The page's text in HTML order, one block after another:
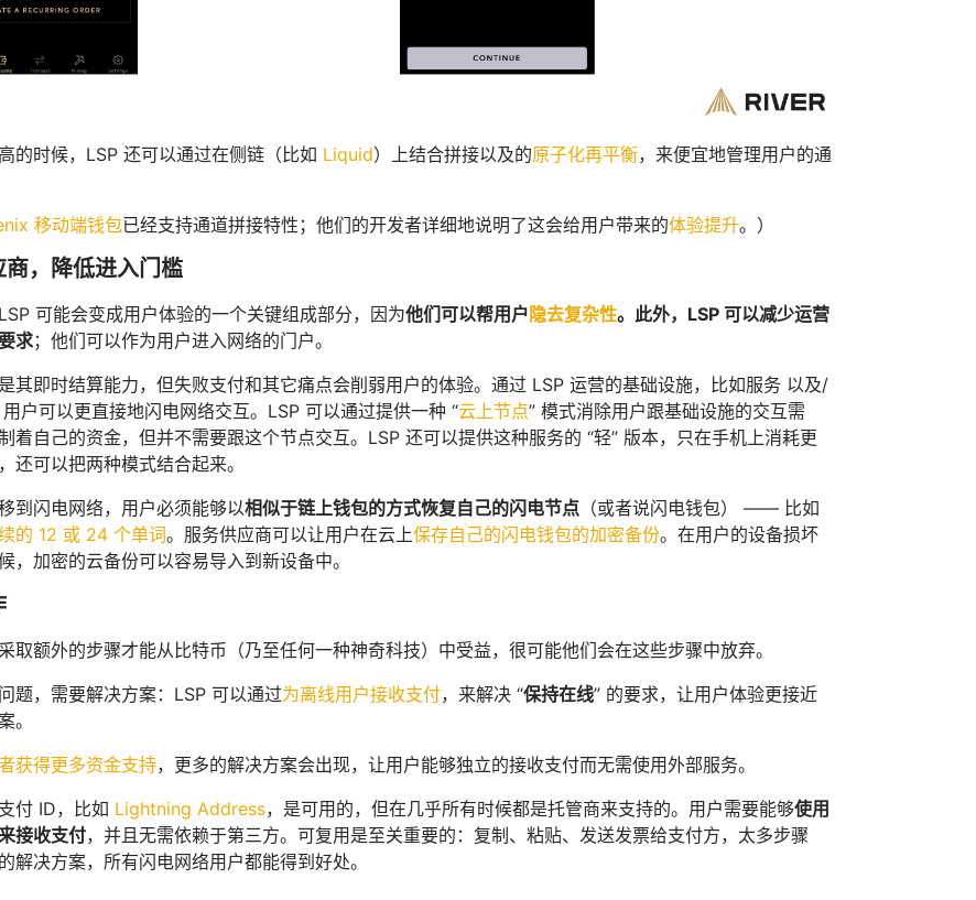
的时候，LSP 还可以通过在侧链（比如 Liquid）上结合拼接以及的原子化再平衡，来便宜地管理用户的通
移动端钱包已经支持通道拼接特性；他们的开发者详细地说明了这会给用户带来的体验提升。）
，降低进入门槛
可能会变成用户体验的一个关键组成部分，因为他们可以帮用户 隐去复杂性。此外，LSP 可以减少运营
求；他们可以作为用户进入网络的门户。
其即时结算能力，但失败支付和其它痛点会削弱用户的体验。通过 LSP 运营的基础设施，比如服务 以及/
户可以更直接地闪电网络交互。LSP 可以通过提供一种 “云上节点” 模式消除用户跟基础设施的交互需
着自己的资金，但并不需要跟这个节点交互。LSP 还可以提供这种服务的 “轻” 版本，只在手机上消耗更
还可以把两种模式结合起来。
到闪电网络，用户必须能够以相似于链上钱包的方式恢复自己的闪电节点 （或者说闪电钱包） —— 比如
的 12 或 24 个单词。服务供应商可以让用户在云上保存自己的闪电钱包的加密备份。在用户的设备损坏
，加密的云备份可以容易导入到新设备中。
取额外的步骤才能从比特币（乃至任何一种神奇科技）中受益，很可能他们会在这些步骤中放弃。
题，需要解决方案：LSP 可以通过为离线用户接收支付，来解决 “保持在线” 的要求，让用户体验更接近
。
获得更多资金支持，更多的解决方案会出现，让用户能够独立的接收支付而无需使用外部服务。
付 ID，比如 Lightning Address，是可用的，但在几乎所有时候都是托管商来支持的。用户需要能够使用
接收支付，并且无需依赖于第三方。可复用是至关重要的：复制、粘贴、发送发票给支付方，太多步骤
解决方案，所有闪电网络用户都能得到好处。